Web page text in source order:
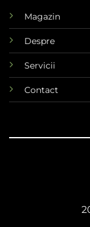
Magazin
Despre
Servicii
Contact